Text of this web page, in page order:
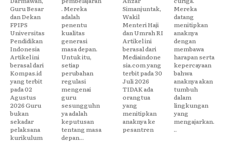
Guru Besar
dan Dekan
FPIPS
Universitas
Pendidikan
Indonesia
Artikel ini
berasal dari
Kompas.id
yang terbit
pada 02
Agustus
2026 Guru
bukan
sekadar
pelaksana
kurikulum
. Mereka
adalah
penentu
kualitas
generasi
masa depan.
Untuk itu,
setiap
perubahan
regulasi
mengenai
guru
sesungguhn
ya adalah
keputusan
tentang masa
depan...
Simanjuntak,
Wakil
Menteri Haji
dan Umrah RI
Artikel ini
berasal dari
Mediaindone
sia.com yang
terbit pada 30
Juli 2026
TIDAK ada
orangtua
yang
menitipkan
anaknya ke
pesantren
Mereka
datang
menitipkan
anaknya
dengan
membawa
harapan serta
kepercayaan
bahwa
anaknya akan
tumbuh
dalam
lingkungan
yang
mengajarkan.
..